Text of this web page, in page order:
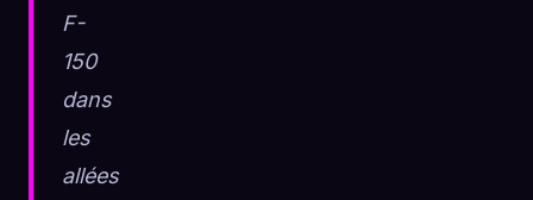
F-
150
dans
les
allées